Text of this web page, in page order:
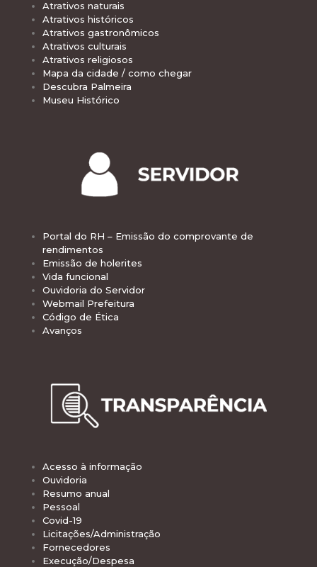
Atrativos naturais
Atrativos históricos
Atrativos gastronômicos
Atrativos culturais
Atrativos religiosos
Mapa da cidade / como chegar
Descubra Palmeira
Museu Histórico
Portal do RH – Emissão do comprovante de
rendimentos
Emissão de holerites
Vida funcional
Ouvidoria do Servidor
Webmail Prefeitura
Código de Ética
Avanços
Acesso à informação
Ouvidoria
Resumo anual
Pessoal
Covid-19
Licitações/Administração
Fornecedores
Execução/Despesa